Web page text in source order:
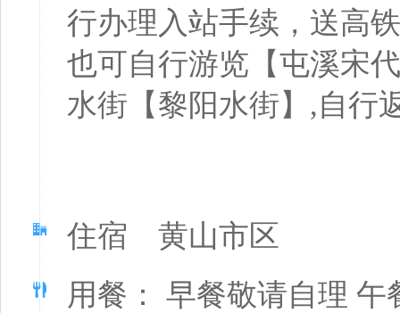
行办理入站手续，送高
也可自行游览【屯溪宋
水街【黎阳水街】,自行
住宿 黄山市区
用餐： 早餐敬请自理